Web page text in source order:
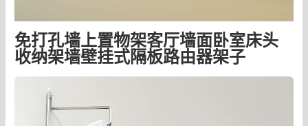
免打孔墙上置物架客厅墙面卧室床头
收纳架墙壁挂式隔板路由器架子